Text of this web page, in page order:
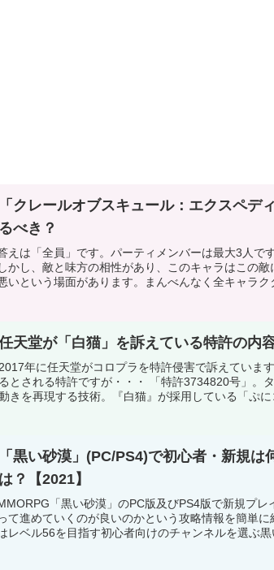
「クレールオブスキュール：エクスペデ
るべき？
えは「全員」です。パーティメンバーは最大3人で
しかし、敵と味方の相性があり、このキャラはこの
いという場面があります。まんべんなく全キャラ
天堂が「白猫」を訴えている特許の内
2017年に任天堂がコロプラを特許侵害で訴えていま
るとされる特許ですが・・・ 「特許3734820号」。
きを再現する技術。『白猫』が採用している「ぷに
「黒い砂漠」(PC/PS4)で初心者・新規
は？【2021】
「黒い砂漠」のPC版及びPS4版で新規プ
て進めていくのが良いのかという攻略情報を簡単
レベル56を目指す初心者向けのチャンネルを選ぶ